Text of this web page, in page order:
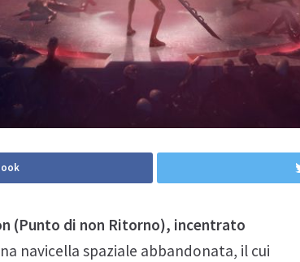
(Punto di non Ritorno), incentrato
navicella spaziale abbandonata, il cui